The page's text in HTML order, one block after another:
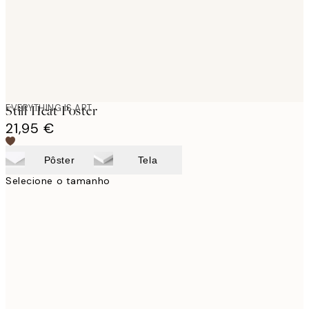
EVERYTHING IS ART
Still Heat Poster
21,95 €
Pôster Tela
Selecione o tamanho